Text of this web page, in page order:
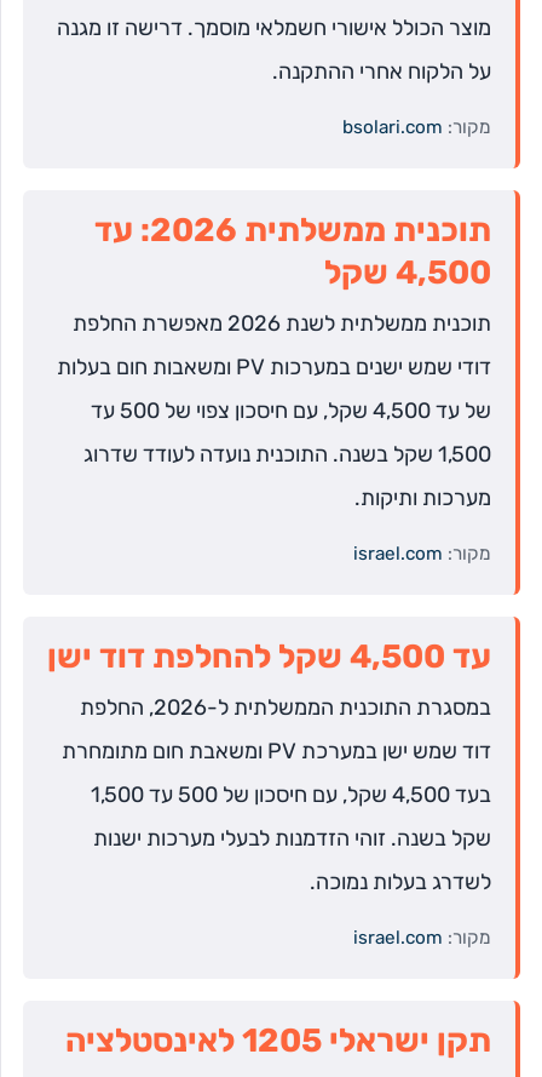
מוצר הכולל אישורי חשמלאי מוסמך. דרישה זו מגנה
על הלקוח אחרי ההתקנה.
מקור: bsolari.com
תוכנית ממשלתית 2026: עד
4,500 שקל
תוכנית ממשלתית לשנת 2026 מאפשרת החלפת
דודי שמש ישנים במערכות PV ומשאבות חום בעלות
של עד 4,500 שקל, עם חיסכון צפוי של 500 עד
1,500 שקל בשנה. התוכנית נועדה לעודד שדרוג
מערכות ותיקות.
מקור: israel.com
עד 4,500 שקל להחלפת דוד ישן
במסגרת התוכנית הממשלתית ל-2026, החלפת
דוד שמש ישן במערכת PV ומשאבת חום מתומחרת
בעד 4,500 שקל, עם חיסכון של 500 עד 1,500
שקל בשנה. זוהי הזדמנות לבעלי מערכות ישנות
לשדרג בעלות נמוכה.
מקור: israel.com
תקן ישראלי 1205 לאינסטלציה